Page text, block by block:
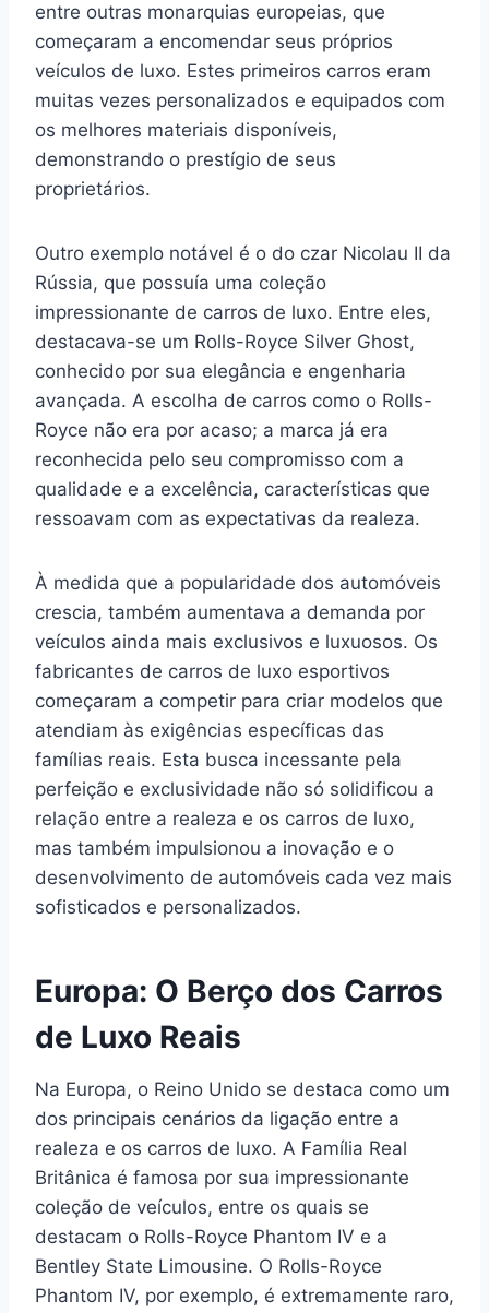
entre outras monarquias europeias, que
começaram a encomendar seus próprios
veículos de luxo. Estes primeiros carros eram
muitas vezes personalizados e equipados com
os melhores materiais disponíveis,
demonstrando o prestígio de seus
proprietários.
Outro exemplo notável é o do czar Nicolau II da
Rússia, que possuía uma coleção
impressionante de carros de luxo. Entre eles,
destacava-se um Rolls-Royce Silver Ghost,
conhecido por sua elegância e engenharia
avançada. A escolha de carros como o Rolls-
Royce não era por acaso; a marca já era
reconhecida pelo seu compromisso com a
qualidade e a excelência, características que
ressoavam com as expectativas da realeza.
À medida que a popularidade dos automóveis
crescia, também aumentava a demanda por
veículos ainda mais exclusivos e luxuosos. Os
fabricantes de carros de luxo esportivos
começaram a competir para criar modelos que
atendiam às exigências específicas das
famílias reais. Esta busca incessante pela
perfeição e exclusividade não só solidificou a
relação entre a realeza e os carros de luxo,
mas também impulsionou a inovação e o
desenvolvimento de automóveis cada vez mais
sofisticados e personalizados.
Europa: O Berço dos Carros
de Luxo Reais
Na Europa, o Reino Unido se destaca como um
dos principais cenários da ligação entre a
realeza e os carros de luxo. A Família Real
Britânica é famosa por sua impressionante
coleção de veículos, entre os quais se
destacam o Rolls-Royce Phantom IV e a
Bentley State Limousine. O Rolls-Royce
Phantom IV, por exemplo, é extremamente raro,